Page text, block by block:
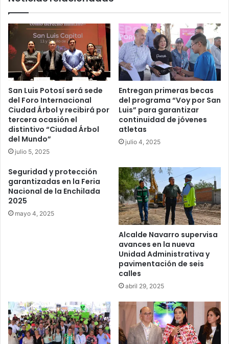
San Luis Potosí será sede
del Foro Internacional
Ciudad Árbol y recibirá por
tercera ocasión el
distintivo “Ciudad Árbol
del Mundo”
julio 5, 2025
Entregan primeras becas
del programa “Voy por San
Luis” para garantizar
continuidad de jóvenes
atletas
julio 4, 2025
Seguridad y protección
garantizadas en la Feria
Nacional de la Enchilada
2025
mayo 4, 2025
Alcalde Navarro supervisa
avances en la nueva
Unidad Administrativa y
pavimentación de seis
calles
abril 29, 2025